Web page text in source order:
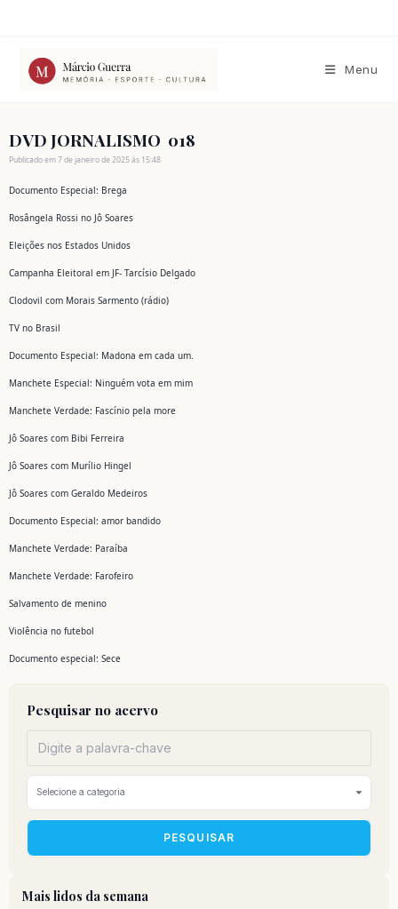
conteúdo
Menu
DVD JORNALISMO 018
Publicado em 7 de janeiro de 2025 às 15:48
Documento Especial: Brega
Rosângela Rossi no Jô Soares
Eleições nos Estados Unidos
Campanha Eleitoral em JF- Tarcísio Delgado
Clodovil com Morais Sarmento (rádio)
TV no Brasil
Documento Especial: Madona em cada um.
Manchete Especial: Ninguém vota em mim
Manchete Verdade: Fascínio pela more
Jô Soares com Bibi Ferreira
Jô Soares com Murílio Hingel
Jô Soares com Geraldo Medeiros
Documento Especial: amor bandido
Manchete Verdade: Paraíba
Manchete Verdade: Farofeiro
Salvamento de menino
Violência no futebol
Documento especial: Sece
Pesquisar no acervo
PESQUISAR
Mais lidos da semana